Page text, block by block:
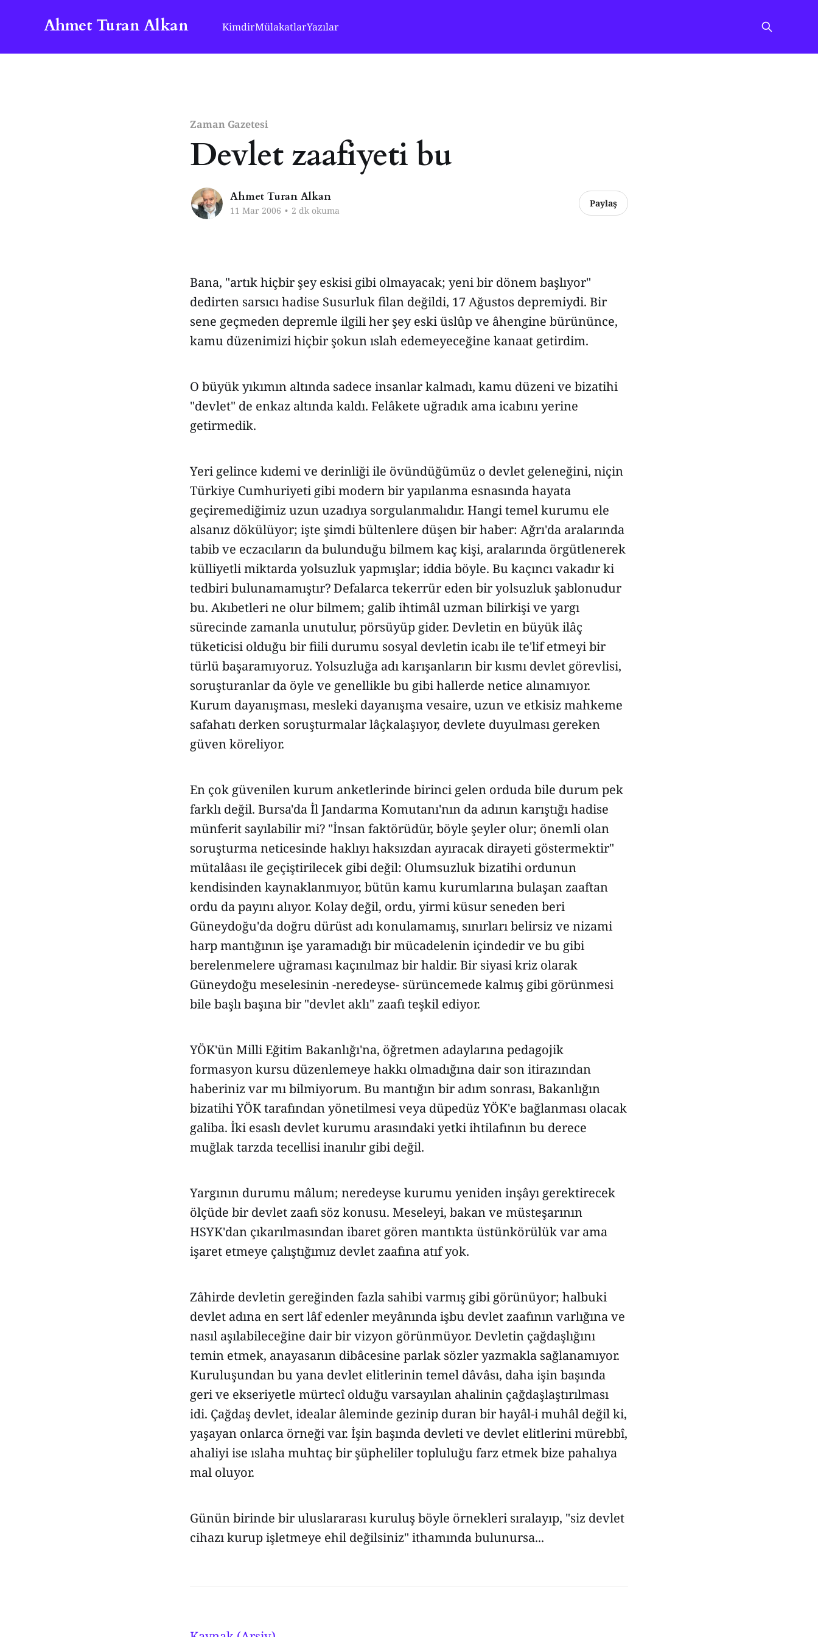
Ahmet Turan Alkan KimdirMülakatlarYazılar
Zaman Gazetesi
Devlet zaafiyeti bu
Ahmet Turan Alkan
11 Mar 2006 • 2 dk okuma
Paylaş
Bana, "artık hiçbir şey eskisi gibi olmayacak; yeni bir dönem başlıyor"
dedirten sarsıcı hadise Susurluk filan değildi, 17 Ağustos depremiydi. Bir
sene geçmeden depremle ilgili her şey eski üslûp ve âhengine bürününce,
kamu düzenimizi hiçbir şokun ıslah edemeyeceğine kanaat getirdim.
O büyük yıkımın altında sadece insanlar kalmadı, kamu düzeni ve bizatihi
"devlet" de enkaz altında kaldı. Felâkete uğradık ama icabını yerine
getirmedik.
Yeri gelince kıdemi ve derinliği ile övündüğümüz o devlet geleneğini, niçin
Türkiye Cumhuriyeti gibi modern bir yapılanma esnasında hayata
geçiremediğimiz uzun uzadıya sorgulanmalıdır. Hangi temel kurumu ele
alsanız dökülüyor; işte şimdi bültenlere düşen bir haber: Ağrı'da aralarında
tabib ve eczacıların da bulunduğu bilmem kaç kişi, aralarında örgütlenerek
külliyetli miktarda yolsuzluk yapmışlar; iddia böyle. Bu kaçıncı vakadır ki
tedbiri bulunamamıştır? Defalarca tekerrür eden bir yolsuzluk şablonudur
bu. Akıbetleri ne olur bilmem; galib ihtimâl uzman bilirkişi ve yargı
sürecinde zamanla unutulur, pörsüyüp gider. Devletin en büyük ilâç
tüketicisi olduğu bir fiili durumu sosyal devletin icabı ile te'lif etmeyi bir
türlü başaramıyoruz. Yolsuzluğa adı karışanların bir kısmı devlet görevlisi,
soruşturanlar da öyle ve genellikle bu gibi hallerde netice alınamıyor.
Kurum dayanışması, mesleki dayanışma vesaire, uzun ve etkisiz mahkeme
safahatı derken soruşturmalar lâçkalaşıyor, devlete duyulması gereken
güven köreliyor.
En çok güvenilen kurum anketlerinde birinci gelen orduda bile durum pek
farklı değil. Bursa'da İl Jandarma Komutanı'nın da adının karıştığı hadise
münferit sayılabilir mi? "İnsan faktörüdür, böyle şeyler olur; önemli olan
soruşturma neticesinde haklıyı haksızdan ayıracak dirayeti göstermektir"
mütalâası ile geçiştirilecek gibi değil: Olumsuzluk bizatihi ordunun
kendisinden kaynaklanmıyor, bütün kamu kurumlarına bulaşan zaaftan
ordu da payını alıyor. Kolay değil, ordu, yirmi küsur seneden beri
Güneydoğu'da doğru dürüst adı konulamamış, sınırları belirsiz ve nizami
harp mantığının işe yaramadığı bir mücadelenin içindedir ve bu gibi
berelenmelere uğraması kaçınılmaz bir haldir. Bir siyasi kriz olarak
Güneydoğu meselesinin -neredeyse- sürüncemede kalmış gibi görünmesi
bile başlı başına bir "devlet aklı" zaafı teşkil ediyor.
YÖK'ün Milli Eğitim Bakanlığı'na, öğretmen adaylarına pedagojik
formasyon kursu düzenlemeye hakkı olmadığına dair son itirazından
haberiniz var mı bilmiyorum. Bu mantığın bir adım sonrası, Bakanlığın
bizatihi YÖK tarafından yönetilmesi veya düpedüz YÖK'e bağlanması olacak
galiba. İki esaslı devlet kurumu arasındaki yetki ihtilafının bu derece
muğlak tarzda tecellisi inanılır gibi değil.
Yargının durumu mâlum; neredeyse kurumu yeniden inşâyı gerektirecek
ölçüde bir devlet zaafı söz konusu. Meseleyi, bakan ve müsteşarının
HSYK'dan çıkarılmasından ibaret gören mantıkta üstünkörülük var ama
işaret etmeye çalıştığımız devlet zaafına atıf yok.
Zâhirde devletin gereğinden fazla sahibi varmış gibi görünüyor; halbuki
devlet adına en sert lâf edenler meyânında işbu devlet zaafının varlığına ve
nasıl aşılabileceğine dair bir vizyon görünmüyor. Devletin çağdaşlığını
temin etmek, anayasanın dibâcesine parlak sözler yazmakla sağlanamıyor.
Kuruluşundan bu yana devlet elitlerinin temel dâvâsı, daha işin başında
geri ve ekseriyetle mürtecî olduğu varsayılan ahalinin çağdaşlaştırılması
idi. Çağdaş devlet, idealar âleminde gezinip duran bir hayâl-i muhâl değil ki,
yaşayan onlarca örneği var. İşin başında devleti ve devlet elitlerini mürebbî,
ahaliyi ise ıslaha muhtaç bir şüpheliler topluluğu farz etmek bize pahalıya
mal oluyor.
Günün birinde bir uluslararası kuruluş böyle örnekleri sıralayıp, "siz devlet
cihazı kurup işletmeye ehil değilsiniz" ithamında bulunursa...